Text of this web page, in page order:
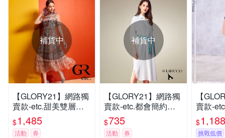
補貨中
【GLORY21】網路獨
賣款-etc.甜美雙層網
紗蛋糕裙擺洋裝-淺綠
$1,485
活動 券
補貨中
【GLORY21】網路獨
賣款-etc.都會簡約純
棉襯衫洋裝-白色
$735
活動 券
【
賣款-
帶立
$1,188
挑戰低價